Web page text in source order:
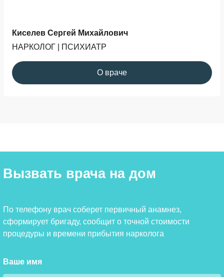
Киселев Сергей Михайлович
НАРКОЛОГ | ПСИХИАТР
О враче
Вызвать врача на дом
По телефону врач соберет первичный анамнез,
сформирует бригаду, сообщит о точной стоимости
процедуры и времени прибытия нарколога
Ваше имя